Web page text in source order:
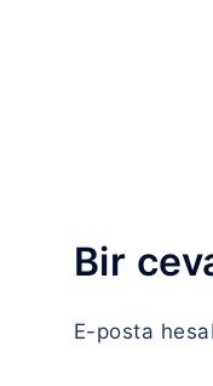
Bir
E-posta